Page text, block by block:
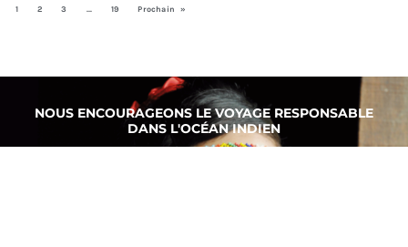
1 2 3 … 19 Prochain »
NOUS ENCOURAGEONS LE VOYAGE RESPONSABLE
DANS L'OCÉAN INDIEN